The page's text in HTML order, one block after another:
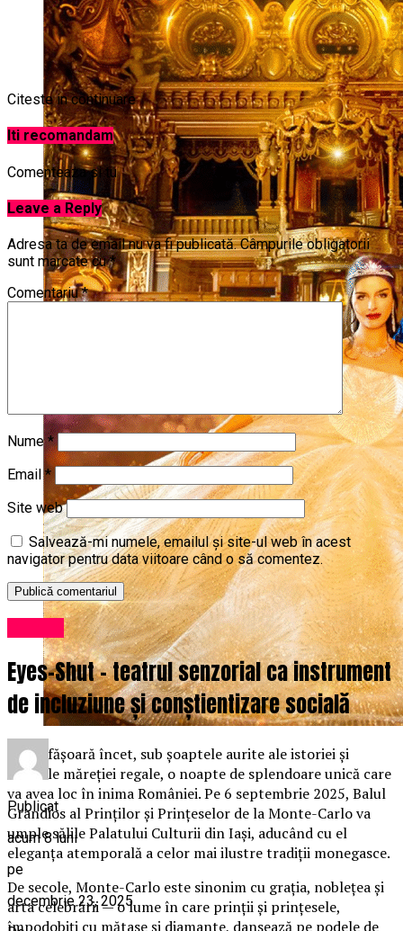
Se desfășoară încet, sub șoaptele aurite ale istoriei și
ecourile măreției regale, o noapte de splendoare unică care
va avea loc în inima României. Pe 6 septembrie 2025, Balul
Grandios al Prinților și Prințeselor de la Monte-Carlo va
umple sălile Palatului Culturii din Iași, aducând cu el
eleganța atemporală a celor mai ilustre tradiții monegasce.
De secole, Monte-Carlo este sinonim cu grația, noblețea și
arta celebrării — o lume în care prinții și prințesele,
împodobiți cu mătase și diamante, dansează pe podele de
Citeste in continuare
Iti recomandam
Comenteaza si tu
Leave a Reply
Adresa ta de email nu va fi publicată. Câmpurile obligatorii
sunt marcate cu*
Comentariu*
Nume*
Email*
Site web
Salvează-mi numele, emailul și site-ul web în acest
navigator pentru data viitoare când o să comentez.
Eyes-Shut – teatrul senzorial ca instrument
de incluziune și conștientizare socială
Publicat
acum 8 luni
pe
decembrie 23, 2025